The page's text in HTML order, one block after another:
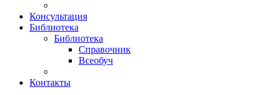
Консультация
Библиотека
Библиотека
Справочник
Всеобуч
Контакты